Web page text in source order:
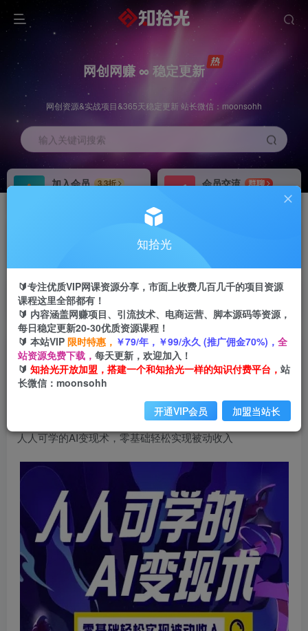
网创网赚 ∞ 稳定更新
网创资源&实战项目&365天稳定更新 站长微信：moonsohh
输入关键词搜索
加入会员
3.3折
会员交流
群聊
人人可学的AI变现术，零基础轻松实现被动收入
知拾光
296 25
人人可学的AI变现术，零基础轻松实现被动收入
知拾光
🔰专注优质VIP网课资源分享，市面上收费几百几千的项目资源
课程这里全部都有！
🔰 内容涵盖网赚项目、引流技术、电商运营、脚本源码等资源，
每日稳定更新20-30优质资源课程！
🔰 本站VIP 限时特惠， ￥79/年，￥99/永久 (推广佣金70%)， 全
站资源免费下载， 每天更新，欢迎加入！
🔰 知拾光开放加盟，搭建一个和知拾光一样的知识付费平台， 站
长微信：moonsohh
开通VIP会员 加盟当站长